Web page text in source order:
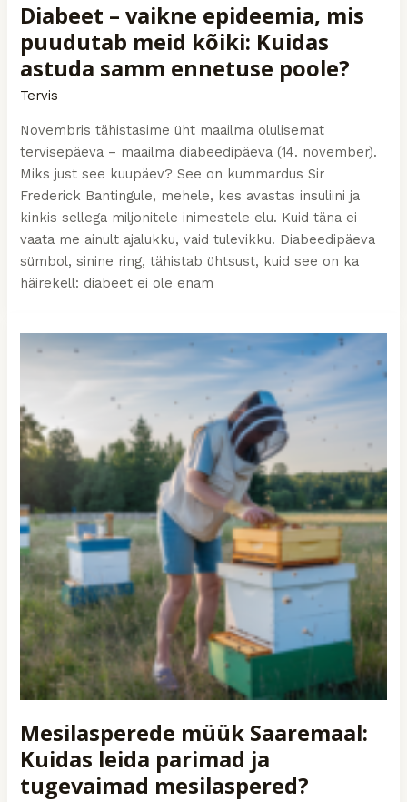
Diabeet – vaikne epideemia, mis
puudutab meid kõiki: Kuidas
astuda samm ennetuse poole?
Tervis
Novembris tähistasime üht maailma olulisemat
tervisepäeva – maailma diabeedipäeva (14. november).
Miks just see kuupäev? See on kummardus Sir
Frederick Bantingule, mehele, kes avastas insuliini ja
kinkis sellega miljonitele inimestele elu. Kuid täna ei
vaata me ainult ajalukku, vaid tulevikku. Diabeedipäeva
sümbol, sinine ring, tähistab ühtsust, kuid see on ka
häirekell: diabeet ei ole enam
Mesilasperede müük Saaremaal:
Kuidas leida parimad ja
tugevaimad mesilaspered?